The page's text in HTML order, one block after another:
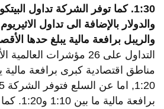
1:30. كما توفر الشركة تداول
والدولار بالإضافة الى تداول الاثيريوم
والريبل برافعة مالية يبلغ حدها
التداول على 26 مؤشرات
مناطق اقتصادية كبرى برافعة مالية
برافعة